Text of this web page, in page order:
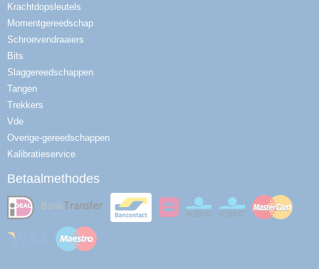
Krachtdopsleutels
Momentgereedschap
Schroevendraaiers
Bits
Slaggereedschappen
Tangen
Trekkers
Vde
Overige-gereedschappen
Kalibratieservice
Betaalmethodes